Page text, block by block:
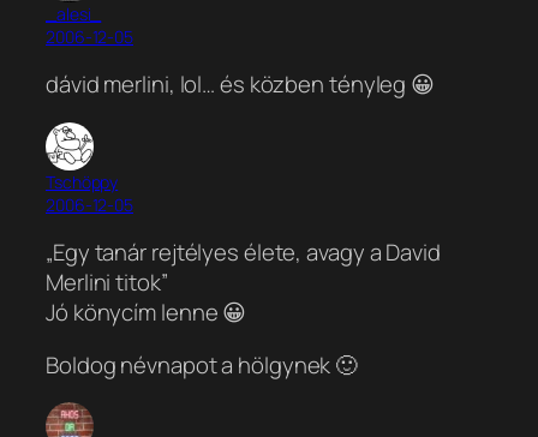
_alesi_
2006-12-05
dávid merlini, lol… és közben tényleg 😀
Tschöppy
2006-12-05
„Egy tanár rejtélyes élete, avagy a David
Merlini titok”
Jó könycím lenne 😀
Boldog névnapot a hölgynek 🙂